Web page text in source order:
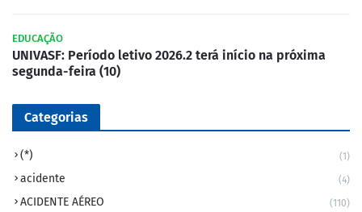
EDUCAÇÃO
UNIVASF: Período letivo 2026.2 terá início na próxima
segunda-feira (10)
Categorias
(*) (1)
acidente (4)
ACIDENTE AÉREO (110)